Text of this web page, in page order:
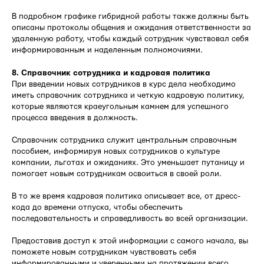
В подробном графике гибридной работы также должны быть
описаны протоколы общения и ожидания ответственности за
удаленную работу, чтобы каждый сотрудник чувствовал себя
информированным и наделенным полномочиями.
8. Справочник сотрудника и кадровая политика
При введении новых сотрудников в курс дела необходимо
иметь справочник сотрудника и четкую кадровую политику,
которые являются краеугольным камнем для успешного
процесса введения в должность.
Справочник сотрудника служит центральным справочным
пособием, информируя новых сотрудников о культуре
компании, льготах и ожиданиях. Это уменьшает путаницу и
помогает новым сотрудникам освоиться в своей роли.
В то же время кадровая политика описывает все, от дресс-
кода до времени отпуска, чтобы обеспечить
последовательность и справедливость во всей организации.
Предоставив доступ к этой информации с самого начала, вы
поможете новым сотрудникам чувствовать себя